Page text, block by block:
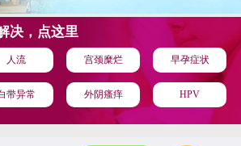
决，点这里
人流 宫颈糜烂 早孕症状
带异常 外阴瘙痒 HPV